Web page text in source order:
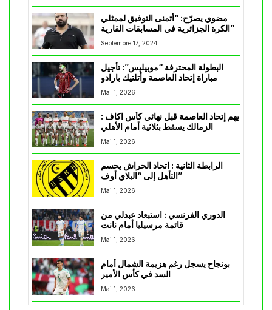
مضوي يصرّح: “أتمنى التوفيق لممثلي
الكرة الجزائرية في المسابقات القارية”
Septembre 17, 2024
البطولة المحترفة “موبيليس”: تأجيل
مباراة إتحاد العاصمة وأتلتيك بارادو
Mai 1, 2026
يهم إتحاد العاصمة قبل نهائي كأس اكاف :
Mai 1, 2026
الرابطة الثانية : اتحاد الحراش يحسم
التأهل إلى “البلاي أوف”
Mai 1, 2026
الدوري الفرنسي : استبعاد عبدلي من
قائمة مرسيليا أمام نانت
Mai 1, 2026
بونجاح يسجل رغم هزيمة الشمال أمام
السد في كأس الأمير
Mai 1, 2026